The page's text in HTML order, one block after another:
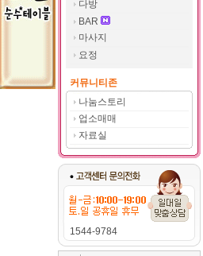
다방
BAR
마사지
요정
커뮤니티존
나눔스토리
업소매매
자료실
1544-9784